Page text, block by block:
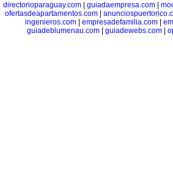
directorioparaguay.com| guiadaempresa.com|
ofertasdeapartamentos.com
ingenieros.com| empresadefamilia.com|
guiadeblumenau.com| guiadewebs.com|